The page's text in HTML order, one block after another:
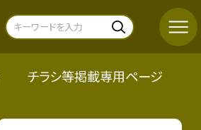
チラシ等掲載専用ページ